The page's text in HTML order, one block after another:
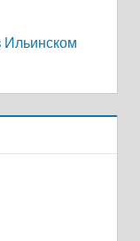
Ильинском